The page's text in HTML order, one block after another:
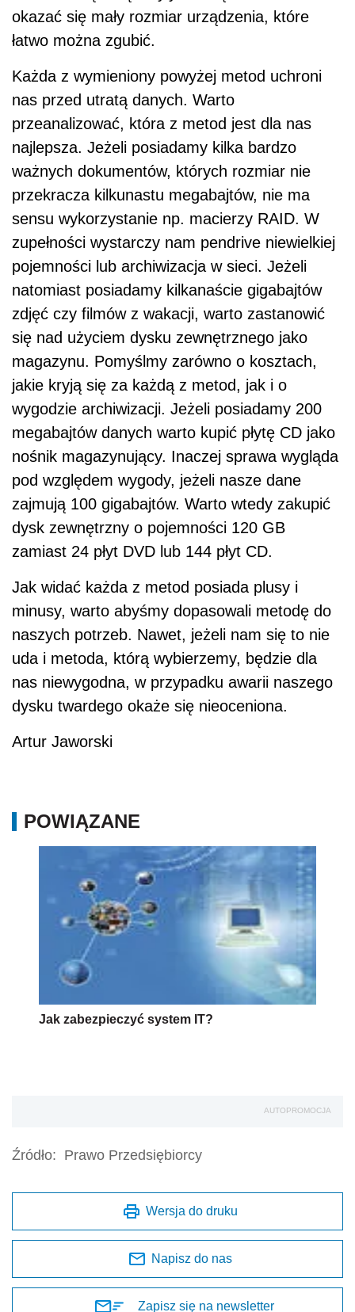
okazać się mały rozmiar urządzenia, które
łatwo można zgubić.
Każda z wymieniony powyżej metod uchroni
nas przed utratą danych. Warto
przeanalizować, która z metod jest dla nas
najlepsza. Jeżeli posiadamy kilka bardzo
ważnych dokumentów, których rozmiar nie
przekracza kilkunastu megabajtów, nie ma
sensu wykorzystanie np. macierzy RAID. W
zupełności wystarczy nam pendrive niewielkiej
pojemności lub archiwizacja w sieci. Jeżeli
natomiast posiadamy kilkanaście gigabajtów
zdjęć czy filmów z wakacji, warto zastanowić
się nad użyciem dysku zewnętrznego jako
magazynu. Pomyślmy zarówno o kosztach,
jakie kryją się za każdą z metod, jak i o
wygodzie archiwizacji. Jeżeli posiadamy 200
megabajtów danych warto kupić płytę CD jako
nośnik magazynujący. Inaczej sprawa wygląda
pod względem wygody, jeżeli nasze dane
zajmują 100 gigabajtów. Warto wtedy zakupić
dysk zewnętrzny o pojemności 120 GB
zamiast 24 płyt DVD lub 144 płyt CD.
Jak widać każda z metod posiada plusy i
minusy, warto abyśmy dopasowali metodę do
naszych potrzeb. Nawet, jeżeli nam się to nie
uda i metoda, którą wybierzemy, będzie dla
nas niewygodna, w przypadku awarii naszego
dysku twardego okaże się nieoceniona.
Artur Jaworski
POWIĄZANE
Jak zabezpieczyć system IT?
AUTOPROMOCJA
Źródło: Prawo Przedsiębiorcy
Wersja do druku
Napisz do nas
Zapisz się na newsletter